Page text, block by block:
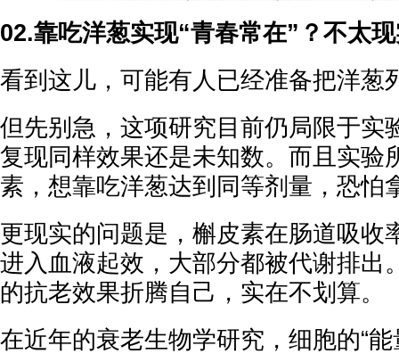
02.靠吃洋葱实现“青春常在”？不太
看到这儿，可能有人已经准备把洋葱
但先别急，这项研究目前仍局限于实
复现同样效果还是未知数。而且实验
素，想靠吃洋葱达到同等剂量，恐怕
更现实的问题是，槲皮素在肠道吸收
进入血液起效，大部分都被代谢排出
的抗老效果折腾自己，实在不划算。
在近年的衰老生物学研究，细胞的“